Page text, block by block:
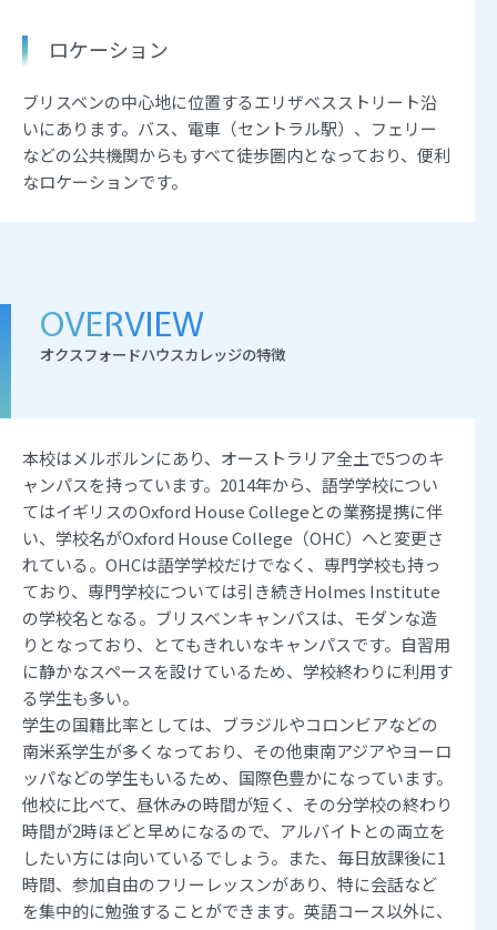
ロケーション
ブリスベンの中心地に位置するエリザベスストリート沿
いにあります。バス、電車（セントラル駅）、フェリー
などの公共機関からもすべて徒歩圏内となっており、便利
なロケーションです。
OVERVIEW
オクスフォードハウスカレッジの特徴
本校はメルボルンにあり、オーストラリア全土で5つのキ
ャンパスを持っています。2014年から、語学学校につい
てはイギリスのOxford House Collegeとの業務提携に伴
い、学校名がOxford House College（OHC）へと変更さ
れている。OHCは語学学校だけでなく、専門学校も持っ
ており、専門学校については引き続きHolmes Institute
の学校名となる。ブリスベンキャンパスは、モダンな造
りとなっており、とてもきれいなキャンパスです。自習用
に静かなスペースを設けているため、学校終わりに利用す
る学生も多い。
学生の国籍比率としては、ブラジルやコロンビアなどの
南米系学生が多くなっており、その他東南アジアやヨーロ
ッパなどの学生もいるため、国際色豊かになっています。
他校に比べて、昼休みの時間が短く、その分学校の終わり
時間が2時ほどと早めになるので、アルバイトとの両立を
したい方には向いているでしょう。また、毎日放課後に1
時間、参加自由のフリーレッスンがあり、特に会話など
を集中的に勉強することができます。英語コース以外に、